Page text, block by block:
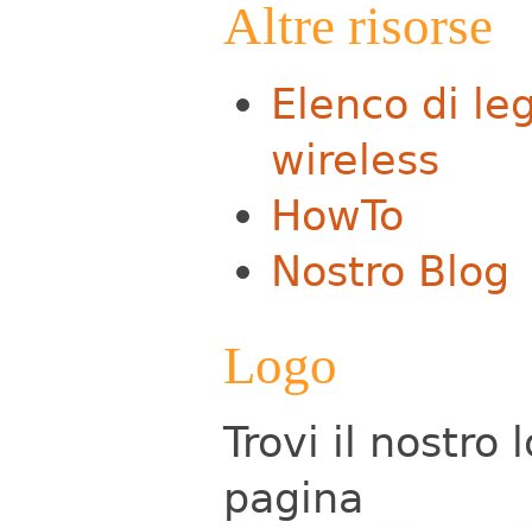
Altre risorse
Elenco di
wireless
HowTo
Nostro Blog
Logo
Trovi il nostro
pagina